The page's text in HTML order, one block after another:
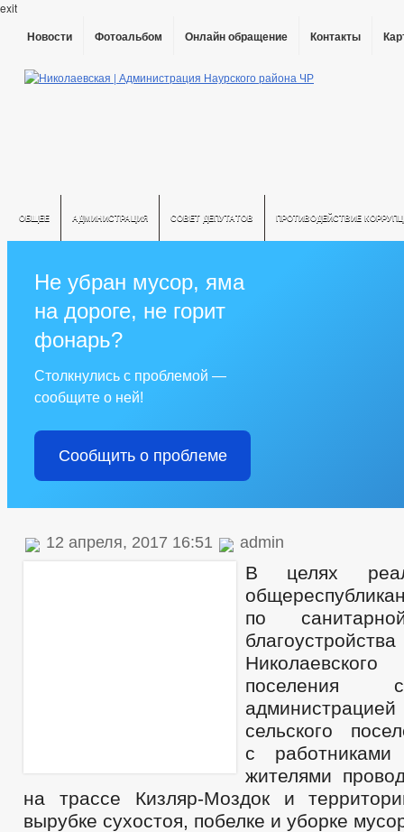
exit
Новости Фотоальбом Онлайн обращение Контакты
ОБЩЕЕ АДМИНИСТРАЦИЯ СОВЕТ ДЕПУТАТОВ ПРОТИВОДЕЙСТВИЕ
Не убран мусор, яма
на дороге, не горит
фонарь?
Столкнулись с проблемой —
сообщите о ней!
Сообщить о проблеме
12 апреля, 2017 16:51 admin
В целях
по
поселения
сельского
с
жителями
на трассе Кизляр-Моздок и
вырубке сухостоя, побелке и уборке